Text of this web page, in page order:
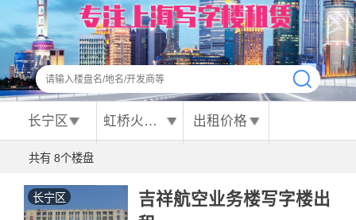
长宁区 虹桥火车站 出租价格
共有 8个楼盘
长宁区
吉祥航空业务楼写字楼出